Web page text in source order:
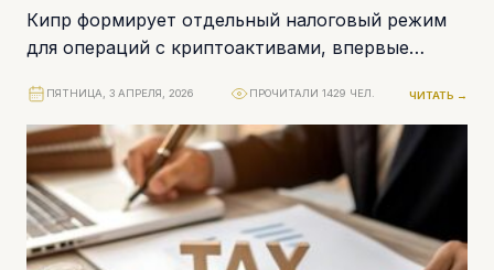
Кипр формирует отдельный налоговый режим
для операций с криптоактивами, впервые
самостоятельный объект налогообложения. С 1...
ПЯТНИЦА, 3 АПРЕЛЯ, 2026 ПРОЧИТАЛИ 1429 ЧЕЛ. ЧИТАТЬ →